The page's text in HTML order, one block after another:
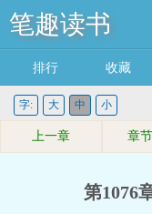
笔趣读书
排行 收藏
字: 大 中 小
上一章 章
第1076